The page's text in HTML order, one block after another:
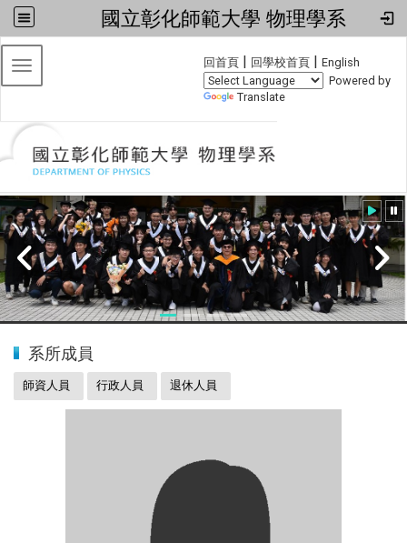
國立彰化師範大學 物理學系
回首頁 | 回學校首頁 | English
Powered by
Translate
Toggle navigation
系所成員
師資人員 行政人員 退休人員